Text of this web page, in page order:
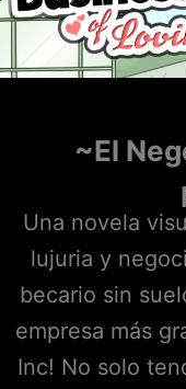
~El
Una novela
lujuria y
becario sin
empresa más
Inc! No solo